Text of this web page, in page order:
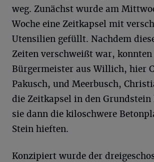
weg. Zunächst wurde am
Woche eine Zeitkapsel mit
Utensilien gefüllt. Nachdem
Zeiten verschweißt war, konnten
Bürgermeister aus Willich, hier
Pakusch, und Meerbusch,
die Zeitkapsel in den Grundstein
sie dann die kiloschwere
Stein hieften.
Konzipiert wurde der